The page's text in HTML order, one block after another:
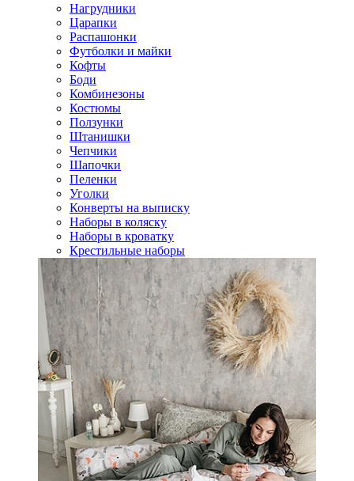
Нагрудники
Царапки
Распашонки
Футболки и майки
Кофты
Боди
Комбинезоны
Костюмы
Ползунки
Штанишки
Чепчики
Шапочки
Пеленки
Уголки
Конверты на выписку
Наборы в коляску
Наборы в кроватку
Крестильные наборы